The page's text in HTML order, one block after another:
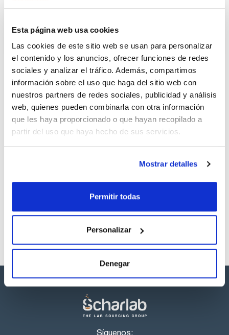
Esta página web usa cookies
Las cookies de este sitio web se usan para personalizar
el contenido y los anuncios, ofrecer funciones de redes
sociales y analizar el tráfico. Además, compartimos
información sobre el uso que haga del sitio web con
nuestros partners de redes sociales, publicidad y análisis
web, quienes pueden combinarla con otra información
que les haya proporcionado o que hayan recopilado a
partir del uso que haya hecho de sus servicios.
Mostrar detalles
Permitir todas
Personalizar
Denegar
x 5ml(1)
Capacidad
ME05580005
x 5ml :: Botella de
Comprar
Ver stock
Síguenos: